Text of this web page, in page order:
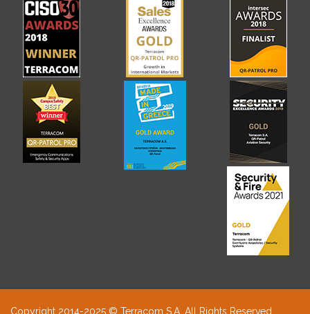
Copyright 2014-2025 © Terracom S.A. All Rights Reserved.